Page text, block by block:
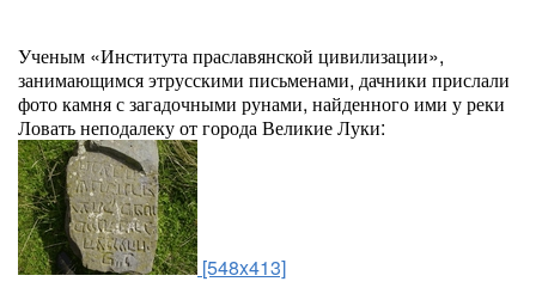
Ученым «Института праславянской цивилизации»,
занимающимся этрусскими письменами, дачники прислали
фото камня с загадочными рунами, найденного ими у реки
Ловать неподалеку от города Великие Луки:
[548x413]